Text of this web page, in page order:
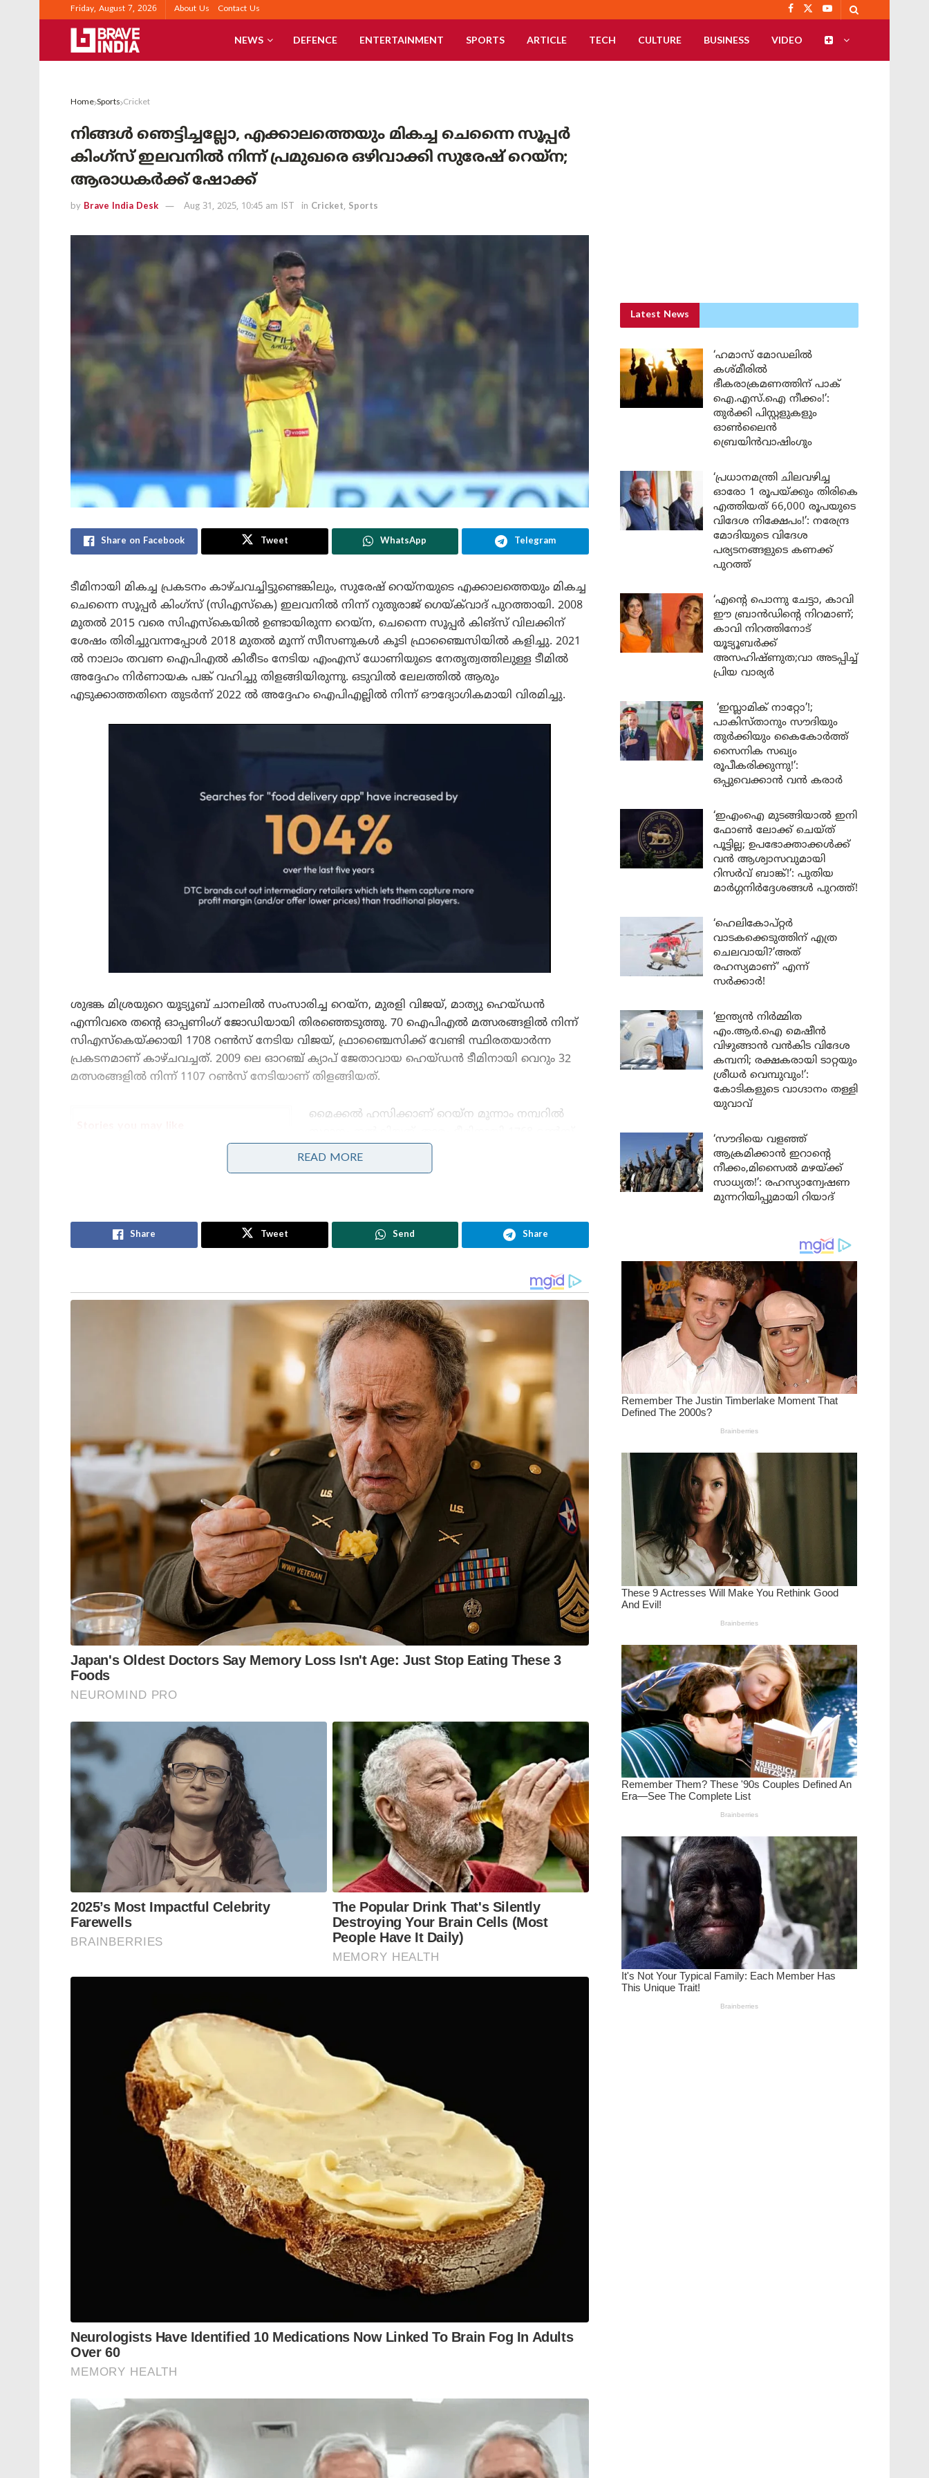
Friday, August 7, 2026 About Us Contact Us
NEWS DEFENCE ENTERTAINMENT SPORTS ARTICLE TECH CULTURE BUSINESS VIDEO
Home Sports Cricket
നിങ്ങൾ ഞെട്ടിച്ചല്ലോ, എക്കാലത്തെയും മികച്ച ചെന്നൈ സൂപ്പർ
കിംഗ്‌സ് ഇലവനിൽ നിന്ന് പ്രമുഖരെ ഒഴിവാക്കി സുരേഷ് റെയ്ന;
ആരാധകർക്ക് ഷോക്ക്
by Brave India Desk Aug 31, 2025, 10:45 am IST in Cricket, Sports
Share on Facebook Tweet WhatsApp Telegram
ടീമിനായി മികച്ച പ്രകടനം കാഴ്ചവച്ചിട്ടുണ്ടെങ്കിലും, സുരേഷ് റെയ്‌നയുടെ എക്കാലത്തെയും മികച്ച
ചെന്നൈ സൂപ്പർ കിംഗ്‌സ് (സി‌എസ്‌കെ) ഇലവനിൽ നിന്ന് റുതുരാജ് ഗെയ്‌ക്‌വാദ് പുറത്തായി. 2008
മുതൽ 2015 വരെ സി‌എസ്‌കെയിൽ ഉണ്ടായിരുന്ന റെയ്‌ന, ചെന്നൈ സൂപ്പർ കിങ്‌സ് വിലക്കിന്
ശേഷം തിരിച്ചുവന്നപ്പോൾ 2018 മുതൽ മൂന്ന് സീസണുകൾ കൂടി ഫ്രാഞ്ചൈസിയിൽ കളിച്ചു. 2021
ൽ നാലാം തവണ ഐ‌പി‌എൽ കിരീടം നേടിയ എം‌എസ് ധോണിയുടെ നേതൃത്വത്തിലുള്ള ടീമിൽ
അദ്ദേഹം നിർണായക പങ്ക് വഹിച്ചു തിളങ്ങിയിരുന്നു. ഒടുവിൽ ലേലത്തിൽ ആരും
എടുക്കാത്തതിനെ തുടർന്ന് 2022 ൽ അദ്ദേഹം ഐ‌പി‌എല്ലിൽ നിന്ന് ഔദ്യോഗികമായി വിരമിച്ചു.
ശുഭങ്ക മിശ്രയുറെ യൂട്യൂബ് ചാനലിൽ സംസാരിച്ച റെയ്‌ന, മുരളി വിജയ്, മാത്യു ഹെയ്ഡൻ
എന്നിവരെ തന്റെ ഓപ്പണിംഗ് ജോഡിയായി തിരഞ്ഞെടുത്തു. 70 ഐപിഎൽ മത്സരങ്ങളിൽ നിന്ന്
സിഎസ്‌കെയ്ക്കായി 1708 റൺസ് നേടിയ വിജയ്, ഫ്രാഞ്ചൈസിക്ക് വേണ്ടി സ്ഥിരതയാർന്ന
പ്രകടനമാണ് കാഴ്ചവച്ചത്. 2009 ലെ ഓറഞ്ച് ക്യാപ് ജേതാവായ ഹെയ്ഡൻ ടീമിനായി വെറും 32
മത്സരങ്ങളിൽ നിന്ന് 1107 റൺസ് നേടിയാണ് തിളങ്ങിയത്.
ഏറ്റുവാങ്ങി ഗുജറാത്ത് മുഖ്യമന്ത്രി;
അരുന്ധതിക്കും സ്വർണം; ലവ്‌ലിനയ്ക്ക്
വെള്ളി
മൈക്കൽ ഹസിക്കാണ് റെയ്ന മൂന്നാം നമ്പറിൽ
നേടിയത്. പിന്നീട് ഹസി ടീമിന്റെ ബാറ്റിംഗ്
പരിശീലകനായി ചുമതലയേറ്റു എന്നുള്ളതും
സ്ഥാനം നൽകി.
ഇന്നിംഗ്‌സുകളിൽ നിന്ന് 1441 റൺസ് നേടിയ
സുബ്രഹ്മണ്യം ബദരീനാഥ് കളത്തിലിറങ്ങും. ശേഷം ആറാം നമ്പറിൽ ആൽബി മോർക്കലാണ്
ഇറങ്ങുന്നത്. ടീമിനൊപ്പമുള്ള കാലയളവിൽ 827 റൺസും 76 വിക്കറ്റുകളും മോർക്കൽ
നേടിയിട്ടുണ്ട്. മുൻ നായകനും ഇതിഹാസവുമായ എം‌എസ് ധോണിയാണ് ഏഴാം നമ്പറിൽ
ഡഗ് ബോളിംഗർ, ഷദാബ് ജകാതി, ആർ അശ്വിൻ, രവീന്ദ്ര ജഡേജ, എൽപി ബാലാജി, മോഹിത്
ശർമ്മ എന്നിവരുൾപ്പെടെ ശക്തമായ ബൗളിംഗ് നിരയെയും റെയ്ന തിരഞ്ഞെടുത്തു. മുത്തയ്യ
മുരളീധരനാണ് ടീമിന്റെ ഇംപാക്ട് പ്ലെയർ. ചെന്നൈ സൂപ്പർ കിങ്സിന്റെ മാത്രമല്ല ഇന്ത്യൻ പ്രീമിയർ
ലീഗിലെ ഏറ്റവും മികച്ച ഓൾ റൗണ്ടർമാരിൽ ഒരാളായ ഡ്വെയ്ൻ ബ്രാവോയെ റെയ്ന
ഒഴിവാക്കിയത് ഏവർക്കും ഷോക്കായി.
സുരേഷ് റെയ്‌നയുടെ എക്കാലത്തെയും മികച്ച സിഎസ്‌കെ ഇലവൻ: മാത്യു ഹെയ്‌ഡൻ,
മൈക്കൽ ഹസി, ആൽബി മോർക്കൽ, ഡഗ് ബോളിംഗർ, സുരേഷ് റെയ്‌ന, സുബ്രഹ്മണ്യം
ബദരീനാഥ്, രവീന്ദ്ര ജഡേജ, ഷദാബ് ജകാതി, എംഎസ് ധോണി, മുരളി വിജയ്, എൽപി ബാലാജി,
മോഹിത് ശർമ, മുരളി വിജയ്, എൽപി ബാലാജി, മോഹിത് ശർമ, രവിചന്ദ്രൻ മുരളി, രവിചന്ദ്രൻ
Tags: Suresh Raina ipl bcci indian cricket
READ MORE
Share Tweet Send Share
Latest News
‘ഹമാസ് മോഡലിൽ
കശ്മീരിൽ
ഭീകരാക്രമണത്തിന് പാക്
ഐ.എസ്.ഐ നീക്കം!’:
തുർക്കി പിസ്റ്റളുകളും
ഓൺലൈൻ
ബ്രെയിൻവാഷിംഗും
‘പ്രധാനമന്ത്രി ചിലവഴിച്ച
ഓരോ 1 രൂപയ്ക്കും തിരികെ
എത്തിയത് 66,000 രൂപയുടെ
വിദേശ നിക്ഷേപം!’: നരേന്ദ്ര
മോദിയുടെ വിദേശ
പര്യടനങ്ങളുടെ കണക്ക്
പുറത്ത്
‘എന്റെ പൊന്നു ചേട്ടാ, കാവി
ഈ ബ്രാൻഡിന്റെ നിറമാണ്;
കാവി നിറത്തിനോട്
യൂട്യൂബർക്ക്
അസഹിഷ്ണുത;വാ അടപ്പിച്ച്
പ്രിയ വാര്യർ
‘ഇസ്ലാമിക് നാറ്റോ’!;
പാകിസ്താനും സൗദിയും
തുർക്കിയും കൈകോർത്ത്
സൈനിക സഖ്യം
രൂപീകരിക്കുന്നു!’:
ഒപ്പുവെക്കാൻ വൻ കരാർ
‘ഇഎംഐ മുടങ്ങിയാൽ ഇനി
ഫോൺ ലോക്ക് ചെയ്ത്
പൂട്ടില്ല; ഉപഭോക്താക്കൾക്ക്
വൻ ആശ്വാസവുമായി
റിസർവ് ബാങ്ക്!’: പുതിയ
മാർഗ്ഗനിർദ്ദേശങ്ങൾ പുറത്ത്!
‘ഹെലികോപ്റ്റർ
വാടകക്കെടുത്തിന് എത്ര
ചെലവായി?’അത്
രഹസ്യമാണ്’ എന്ന്
സർക്കാർ!
‘ഇന്ത്യൻ നിർമ്മിത
എം.ആർ.ഐ മെഷീൻ
വിഴുങ്ങാൻ വൻകിട വിദേശ
കമ്പനി; രക്ഷകരായി ടാറ്റയും
ശ്രീധർ വെമ്പുവും!’:
കോടികളുടെ വാഗ്ദാനം തള്ളി
യുവാവ്
‘സൗദിയെ വളഞ്ഞ്
ആക്രമിക്കാൻ ഇറാന്റെ
നീക്കം,മിസൈൽ മഴയ്ക്ക്
സാധ്യത!’: രഹസ്യാന്വേഷണ
മുന്നറിയിപ്പുമായി റിയാദ്